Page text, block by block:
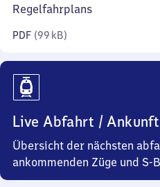
Regelfahrplans
PDF (99 kB)
Live Abfahrt / Ankunft
Übersicht der nächsten
ankommenden Züge und S-